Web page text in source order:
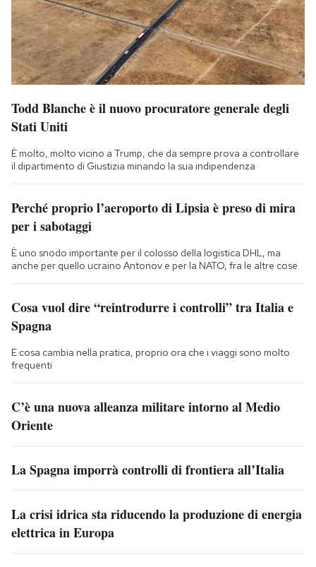
Todd Blanche è il nuovo procuratore generale degli
Stati Uniti
È molto, molto vicino a Trump, che da sempre prova a controllare
il dipartimento di Giustizia minando la sua indipendenza
Perché proprio l’aeroporto di Lipsia è preso di mira
per i sabotaggi
È uno snodo importante per il colosso della logistica DHL, ma
anche per quello ucraino Antonov e per la NATO, fra le altre cose
Cosa vuol dire “reintrodurre i controlli” tra Italia e
Spagna
E cosa cambia nella pratica, proprio ora che i viaggi sono molto
frequenti
C’è una nuova alleanza militare intorno al Medio
Oriente
La Spagna imporrà controlli di frontiera all’Italia
La crisi idrica sta riducendo la produzione di energia
elettrica in Europa